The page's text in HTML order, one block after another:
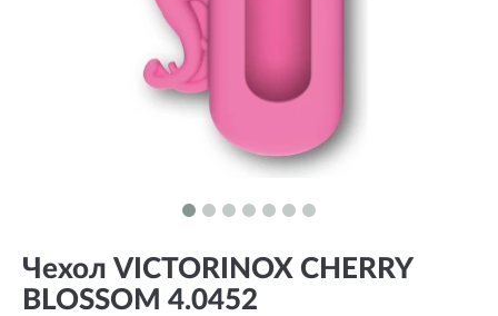
Чехол VICTORINOX CHERRY
BLOSSOM 4.0452